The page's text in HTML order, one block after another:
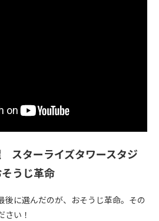
スターライズタワースタジ
うじ革命
後に選んだのが、おそうじ革命。その
さい！